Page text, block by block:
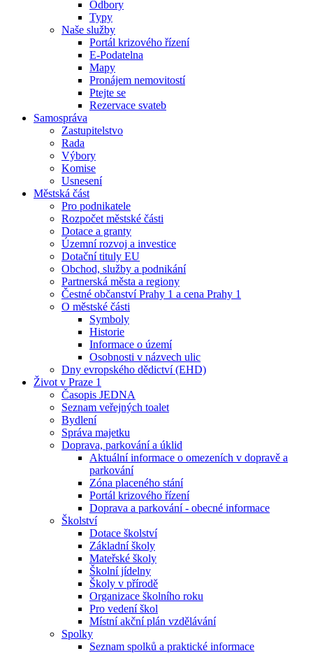
Odbory
Typy
Naše služby
Portál krizového řízení
E-Podatelna
Mapy
Pronájem nemovitostí
Ptejte se
Rezervace svateb
Samospráva
Zastupitelstvo
Rada
Výbory
Komise
Usnesení
Městská část
Pro podnikatele
Rozpočet městské části
Dotace a granty
Územní rozvoj a investice
Dotační tituly EU
Obchod, služby a podnikání
Partnerská města a regiony
Čestné občanství Prahy 1 a cena Prahy 1
O městské části
Symboly
Historie
Informace o území
Osobnosti v názvech ulic
Dny evropského dědictví (EHD)
Život v Praze 1
Časopis JEDNA
Seznam veřejných toalet
Bydlení
Správa majetku
Doprava, parkování a úklid
Aktuální informace o omezeních v dopravě a
parkování
Zóna placeného stání
Portál krizového řízení
Doprava a parkování - obecné informace
Školství
Dotace školství
Základní školy
Mateřské školy
Školní jídelny
Školy v přírodě
Organizace školního roku
Pro vedení škol
Místní akční plán vzdělávání
Spolky
Seznam spolků a praktické informace